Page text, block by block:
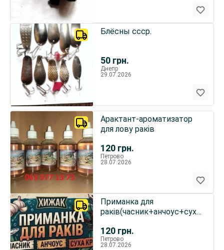
50 грн.
Блёсны ссср.
Днепр
29.07.2026
120 грн.
Арактант-ароматизатор
для лову раків
Петрово
28.07.2026
120 грн.
Приманка для
раків(часник+анчоус+суха
Петрово
28.07.2026